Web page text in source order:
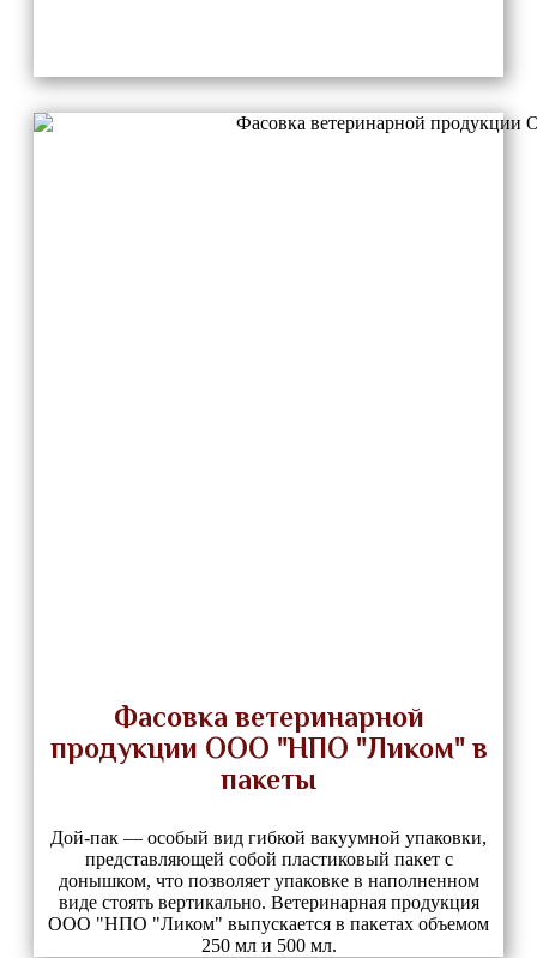
Фасовка ветеринарной
продукции ООО "НПО "Ликом" в
пакеты
Дой-пак — особый вид гибкой вакуумной упаковки,
представляющей собой пластиковый пакет с
донышком, что позволяет упаковке в наполненном
виде стоять вертикально. Ветеринарная продукция
ООО "НПО "Ликом" выпускается в пакетах объемом
250 мл и 500 мл.